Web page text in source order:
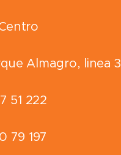
Almagro, linea 3
51 222
79 197